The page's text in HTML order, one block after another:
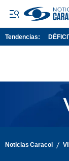
Tendencias:
Noticias Caracol /